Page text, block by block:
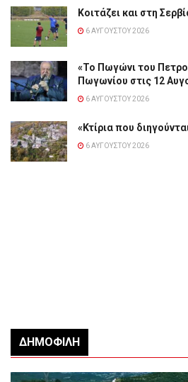
Κοιτάζει και στη
6 ΑΥΓΟΎΣΤΟΥ 2026
«Το Πωγώνι του
Πωγωνίου στις 12
6 ΑΥΓΟΎΣΤΟΥ 2026
«Κτίρια που
6 ΑΥΓΟΎΣΤΟΥ 2026
ΔΗΜΟΦΙΛΉ